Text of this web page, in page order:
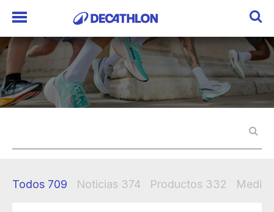
Todos 709 Noticias 374 Productos 332